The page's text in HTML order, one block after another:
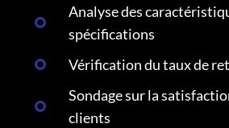
Analyse des
spécifications
Vérification du taux de
Sondage sur la
clients